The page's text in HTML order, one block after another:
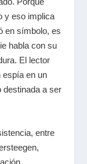
y eso implica
en símbolo, es
habla con su
El lector
en un
destinada a ser
entre